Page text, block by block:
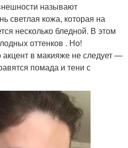
называют
светлая кожа, которая на
несколько бледной. В этом
оттенков . Но!
в макияже не следует —
помада и тени с